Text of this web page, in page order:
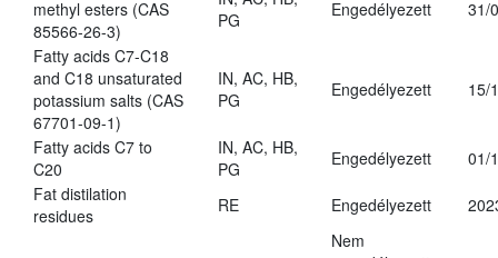
methyl esters (CAS
85566-26-3)
PG
Engedélyezett 31/
Fatty acids C7-C18
and C18 unsaturated
potassium salts (CAS
67701-09-1)
IN, AC, HB,
PG
Engedélyezett 15/
Fatty acids C7 to
C20
IN, AC, HB,
PG
Engedélyezett
01/
Fat distilation
residues
RE Engedélyezett
Nem